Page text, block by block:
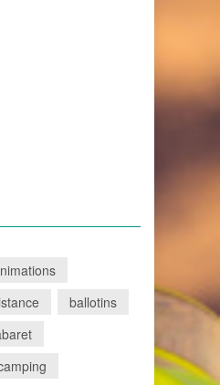
ballotins